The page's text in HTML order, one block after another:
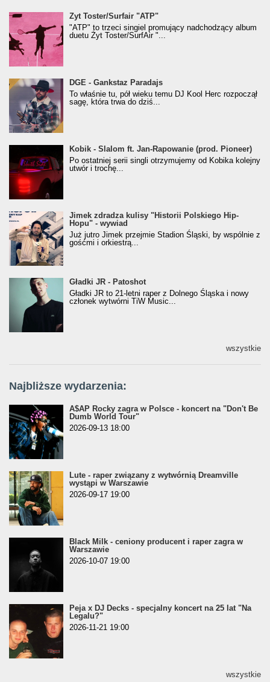
Żyt Toster/SurfAir - ATP VIDEO
Żyt Toster/Surfair "ATP"
"ATP" to trzeci singiel promujący nadchodzący album
duetu Żyt Toster/SurfAir "...
donGURALesko z nagrodą za
Klasyczny/Trueschoolowy Album Roku
(Popkillery 2023)
DGE - Gankstaz Paradajs
To właśnie tu, pół wieku temu DJ Kool Herc rozpoczął
sagę, która trwa do dziś...
Kobik - Slalom ft. Jan-Rapowanie (prod. Pioneer)
[Official Music Visualiser]
Kobik - Slalom ft. Jan-Rapowanie (prod. Pioneer)
Po ostatniej serii singli otrzymujemy od Kobika kolejny
utwór i trochę...
Jimek zdradza kulisy "Historii Polskiego Hip-
Hopu" - wywiad
Jimek zdradza kulisy "Historii Polskiego Hip-
Hopu" - wywiad
Już jutro Jimek przejmie Stadion Śląski, by wspólnie z
gośćmi i orkiestrą...
Gładki JR - Patoshot
Gładki JR - Patoshot
Gładki JR to 21-letni raper z Dolnego Śląska i nowy
członek wytwórni TiW Music...
wszystkie
Najbliższe wydarzenia:
A$AP Rocky zagra w Polsce - koncert na "Don't Be
Dumb World Tour"
2026-09-13 18:00
Lute - raper związany z wytwórnią Dreamville
wystąpi w Warszawie
2026-09-17 19:00
Black Milk - ceniony producent i raper zagra w
Warszawie
2026-10-07 19:00
Peja x DJ Decks - specjalny koncert na 25 lat "Na
Legalu?"
2026-11-21 19:00
wszystkie